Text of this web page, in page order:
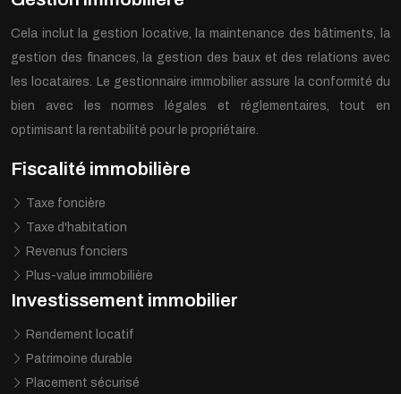
Cela inclut la gestion locative, la maintenance des bâtiments, la
gestion des finances, la gestion des baux et des relations avec
les locataires. Le gestionnaire immobilier assure la conformité du
bien avec les normes légales et réglementaires, tout en
optimisant la rentabilité pour le propriétaire.
Fiscalité immobilière
Taxe foncière
Taxe d'habitation
Revenus fonciers
Plus-value immobilière
Investissement immobilier
Rendement locatif
Patrimoine durable
Placement sécurisé